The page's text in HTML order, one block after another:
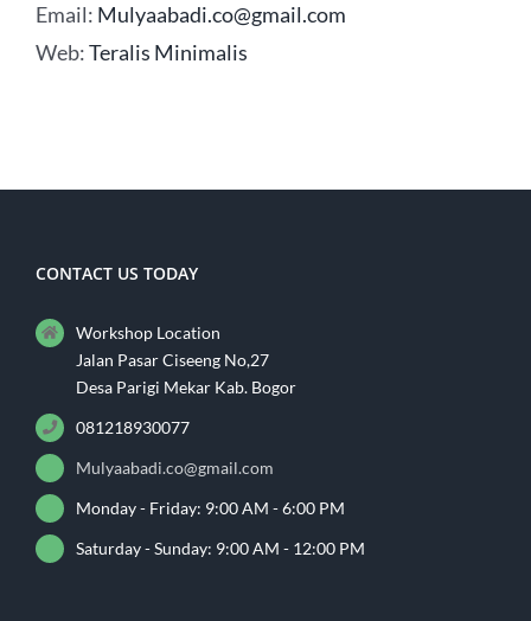
Email: Mulyaabadi.co@gmail.com
Web:Teralis Minimalis
CONTACT US TODAY
Workshop Location
Jalan Pasar Ciseeng No,27
Desa Parigi Mekar Kab. Bogor
081218930077
Mulyaabadi.co@gmail.com
Monday - Friday: 9:00 AM - 6:00 PM
Saturday - Sunday: 9:00 AM - 12:00 PM